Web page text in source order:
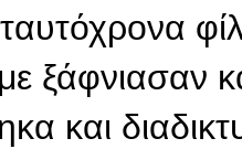
ξάφνιασαν
και